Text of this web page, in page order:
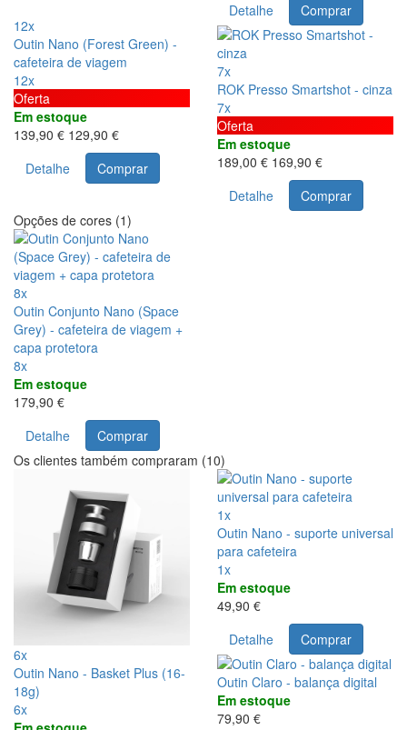
12x
Outin Nano (Forest Green) -
cafeteira de viagem
12x
Oferta
Em estoque
139,90 € 129,90 €
Detalhe
Comprar
Detalhe
Comprar
7x
ROK Presso Smartshot - cinza
7x
Oferta
Em estoque
189,00 € 169,90 €
Detalhe
Comprar
Opções de cores (1)
8x
Outin Conjunto Nano (Space
Grey) - cafeteira de viagem +
capa protetora
8x
Em estoque
179,90 €
Detalhe
Comprar
Os clientes também compraram (10)
6x
Outin Nano - Basket Plus (16-
18g)
6x
1x
Outin Nano - suporte universal
para cafeteira
1x
Em estoque
49,90 €
Detalhe
Comprar
Outin Claro - balança digital
Em estoque
79,90 €